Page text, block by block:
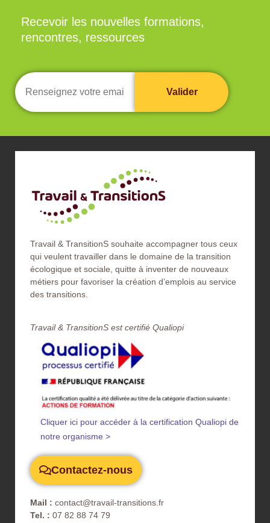
Recevoir les nouvelles formations,
rencontres, ressources
Travail & TransitionS souhaite accompagner tous ceux
qui veulent travailler dans le domaine de la transition
écologique et sociale, quitte à inventer de nouveaux
métiers pour favoriser la création d’emplois au service
des transitions.
Travail & TransitionS est certifié Qualiopi​
Cliquer ici pour accéder à la certification Qualiopi de
notre organisme >
Contactez-nous
Mail : contact@travail-transitions.fr
Tel. : 07 82 88 74 79